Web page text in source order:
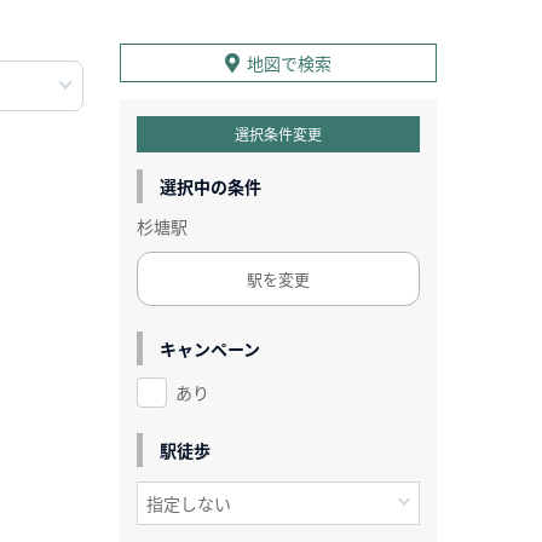
地図で検索
選択条件変更
選択中の条件
杉塘駅
駅を変更
キャンペーン
あり
駅徒歩